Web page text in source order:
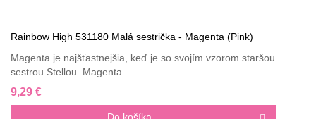
Rainbow High 531180 Malá sestrička - Magenta (Pink)
Magenta je najšťastnejšia, keď je so svojím vzorom staršou
sestrou Stellou. Magenta...
9,29 €